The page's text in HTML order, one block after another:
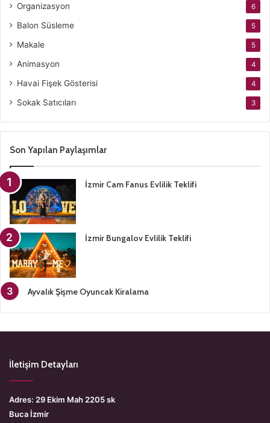
Organizasyon 6
Balon Süsleme 5
Makale 5
Animasyon 4
Havai Fişek Gösterisi 4
Sokak Satıcıları 3
Son Yapılan Paylaşımlar
İzmir Cam Fanus Evlilik Teklifi
İzmir Bungalov Evlilik Teklifi
Ayvalık Şişme Oyuncak Kiralama
İletişim Detayları
Adres: 29 Ekim Mah 2205 sk
Buca İzmir